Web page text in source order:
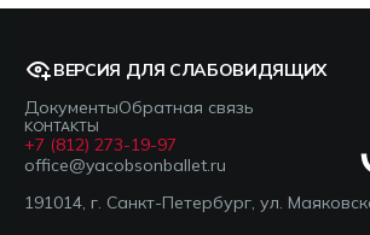
ВЕРСИЯ ДЛЯ СЛАБОВИДЯЩИХ
ДокументыОбратная связь
КОНТАКТЫ
+7 (812) 273-19-97
office@yacobsonballet.ru
191014, г. Санкт-Петербург, ул.